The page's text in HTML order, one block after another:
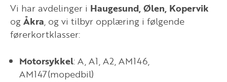
Vi har avdelinger i Haugesund, Ølen, Kopervik
ogÅkra, og vi tilbyr opplæring i følgende
førerkortklasser:
Motorsykkel: A, A1, A2, AM146,
AM147(mopedbil)